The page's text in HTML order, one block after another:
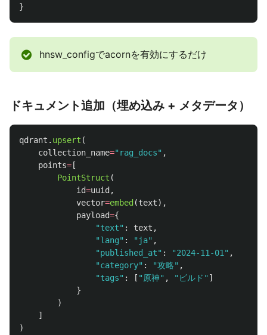
}
hnsw_configでacornを有効にするだけ
ドキュメント追加（埋め込み + メタデータ）
qdrant . upsert (
collection_name=" rag_docs" ,
points= [
PointStruct (
id=uuid ,
vector=embed (text),
payload={
"text" : text ,
"lang" : " ja" ,
"published_at" : "2024-11-01 " ,
"category" : "攻略" ,
"tags" : [ " 原神" , " ビルド " ]
}
)
]
)